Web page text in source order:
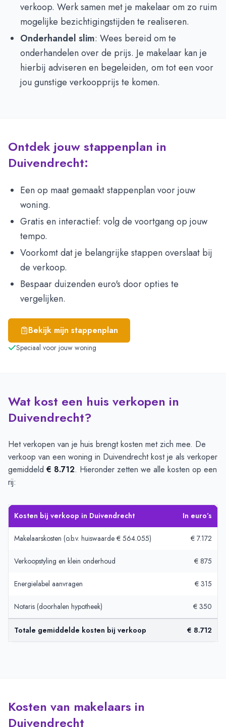
verkoop. Werk samen met je makelaar om zo ruim
mogelijke bezichtigingstijden te realiseren.
Onderhandel slim: Wees bereid om te
onderhandelen over de prijs. Je makelaar kan je
hierbij adviseren en begeleiden, om tot een voor
jou gunstige verkoopprijs te komen.
Ontdek jouw stappenplan in
Duivendrecht:
Een op maat gemaakt stappenplan voor jouw
woning.
Gratis en interactief: volg de voortgang op jouw
tempo.
Voorkomt dat je belangrijke stappen overslaat bij
de verkoop.
Bespaar duizenden euro's door opties te
vergelijken.
Bekijk mijn stappenplan
Speciaal voor jouw woning
Wat kost een huis verkopen in
Duivendrecht?
Het verkopen van je huis brengt kosten met zich mee. De
verkoop van een woning in Duivendrecht kost je als verkoper
gemiddeld € 8.712. Hieronder zetten we alle kosten op een
rij:
Kosten bij verkoop in Duivendrecht In euro’s
Makelaarskosten (o.b.v. huiswaarde € 564.055) € 7.172
Verkoopstyling en klein onderhoud € 875
Energielabel aanvragen € 315
Notaris (doorhalen hypotheek) € 350
Totale gemiddelde kosten bij verkoop € 8.712
Kosten van makelaars in
Duivendrecht